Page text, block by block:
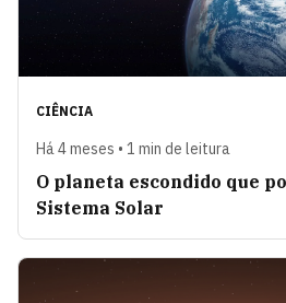
CIÊNCIA
Há 4 meses • 1 min de leitura
O planeta escondido que
Sistema Solar